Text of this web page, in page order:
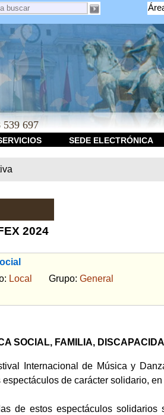
697
SEDE ELECTRÓNICA
2024
Local Grupo: General
SOCIAL, FAMILIA,
Internacional de Música y
de carácter solidario,
de estos espectáculos